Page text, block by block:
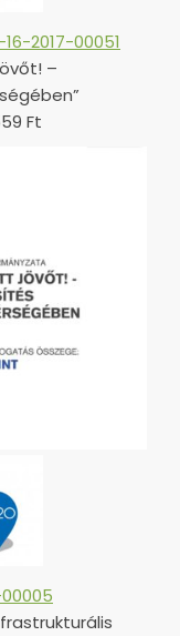
16-2017-00051
–
Ft
00005